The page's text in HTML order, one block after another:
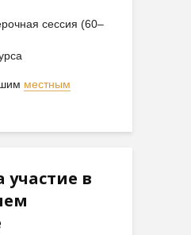
сессия (60–
местным
участие в